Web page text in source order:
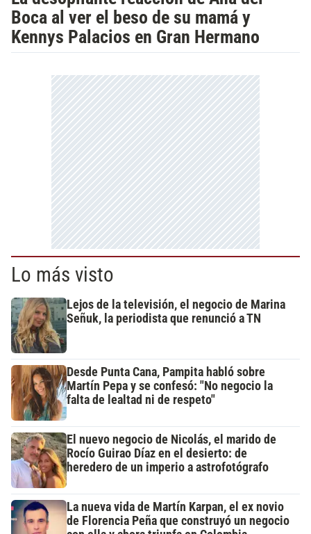
Boca al ver el beso de su mamá y
Kennys Palacios en Gran Hermano
Lo más visto
Lejos de la televisión, el negocio de Marina
Señuk, la periodista que renunció a TN
Desde Punta Cana, Pampita habló sobre
Martín Pepa y se confesó: "No negocio la
falta de lealtad ni de respeto"
El nuevo negocio de Nicolás, el marido de
Rocío Guirao Díaz en el desierto: de
heredero de un imperio a astrofotógrafo
La nueva vida de Martín Karpan, el ex novio
de Florencia Peña que construyó un negocio